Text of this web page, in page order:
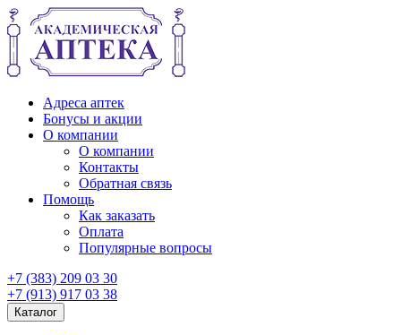
Адреса аптек
Бонусы и акции
О компании
О компании
Контакты
Обратная связь
Помощь
Как заказать
Оплата
Популярные вопросы
+7 (383) 209 03 30
+7 (913) 917 03 38
Каталог